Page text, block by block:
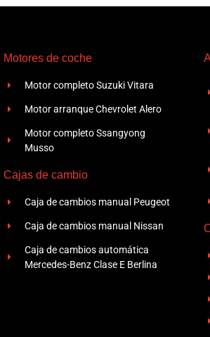
Motores de coche
Motor completo Suzuki Vitara
Motor arranque Chevrolet Alero
Motor completo Ssangyong
Musso
Cajas de cambio
Caja de cambios manual Peugeot
Caja de cambios manual Nissan
Caja de cambios automática
Mercedes-Benz Clase E Berlina